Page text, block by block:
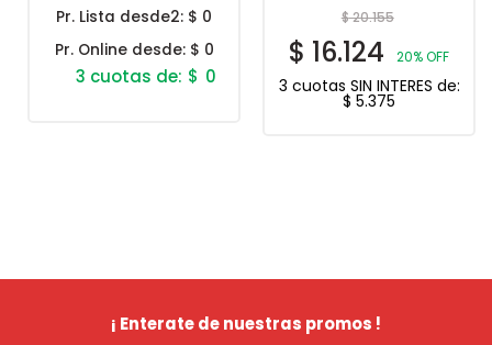
Pr. Lista desde2: $ 0
Pr. Online desde: $ 0
$ 0
$20.155
$ 16.124 20% OFF
3 cuotas SIN INTERES de:
$ 5.375
¡ Enterate de nuestras promos !